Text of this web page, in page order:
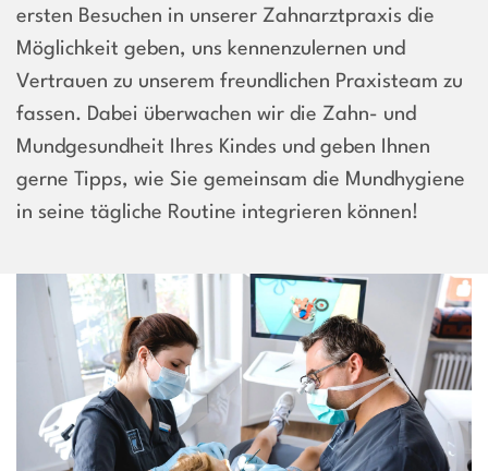
ersten Besuchen in unserer Zahnarztpraxis die
Möglichkeit geben, uns kennenzulernen und
Vertrauen zu unserem freundlichen Praxisteam zu
fassen. Dabei überwachen wir die Zahn- und
Mundgesundheit Ihres Kindes und geben Ihnen
gerne Tipps, wie Sie gemeinsam die Mundhygiene
in seine tägliche Routine integrieren können!